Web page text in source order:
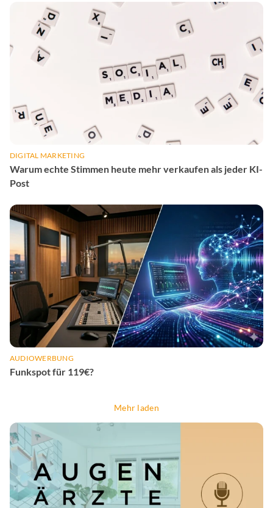
DIGITAL MARKETING
Warum echte Stimmen heute mehr verkaufen als jeder KI-
Post
AUDIOWERBUNG
Funkspot für 119€?
Mehr laden